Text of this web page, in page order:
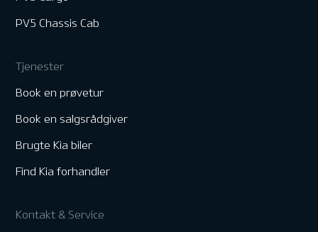
PV5 Chassis Cab
Tjenester
Book en prøvetur
Book en salgsrådgiver
Brugte Kia biler
Find Kia forhandler
Kontakt & Service